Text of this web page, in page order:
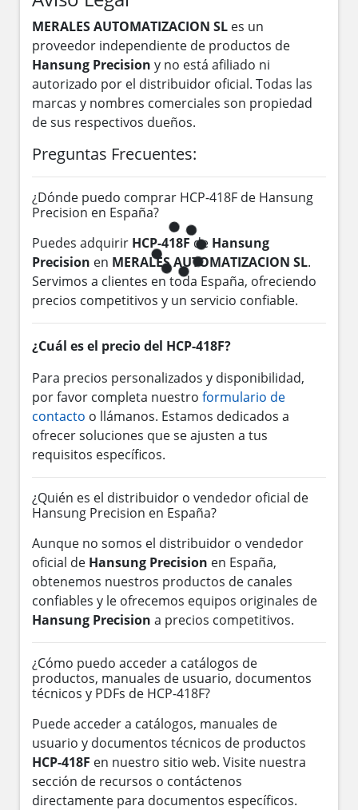
MERALES AUTOMATIZACION SL es un
proveedor independiente de productos de
Hansung Precision y no está afiliado ni
autorizado por el distribuidor oficial. Todas las
marcas y nombres comerciales son propiedad
de sus respectivos dueños.
Preguntas Frecuentes:
¿Dónde puedo comprar HCP-418F de Hansung
Precision en España?
Puedes adquirir HCP-418F de Hansung
Precision en MERALES AUTOMATIZACION SL.
Servimos a clientes en toda España, ofreciendo
precios competitivos y un servicio confiable.
¿Cuál es el precio del HCP-418F?
Para precios personalizados y disponibilidad,
por favor completa nuestro formulario de
contacto o llámanos. Estamos dedicados a
ofrecer soluciones que se ajusten a tus
requisitos específicos.
¿Quién es el distribuidor o vendedor oficial de
Hansung Precision en España?
Aunque no somos el distribuidor o vendedor
oficial de Hansung Precision en España,
obtenemos nuestros productos de canales
confiables y le ofrecemos equipos originales de
Hansung Precision a precios competitivos.
¿Cómo puedo acceder a catálogos de
productos, manuales de usuario, documentos
técnicos y PDFs de HCP-418F?
Puede acceder a catálogos, manuales de
usuario y documentos técnicos de productos
HCP-418F en nuestro sitio web. Visite nuestra
sección de recursos o contáctenos
directamente para documentos específicos.